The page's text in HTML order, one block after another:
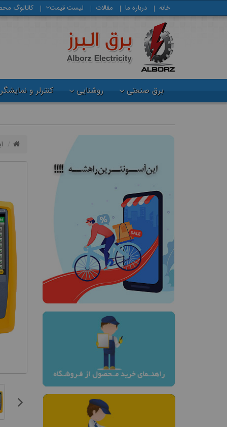
خانه درباره ما مقالات لیست قیمت كاتالوگ
برق صنعتی روشنایی کنترلر و نمایشگر